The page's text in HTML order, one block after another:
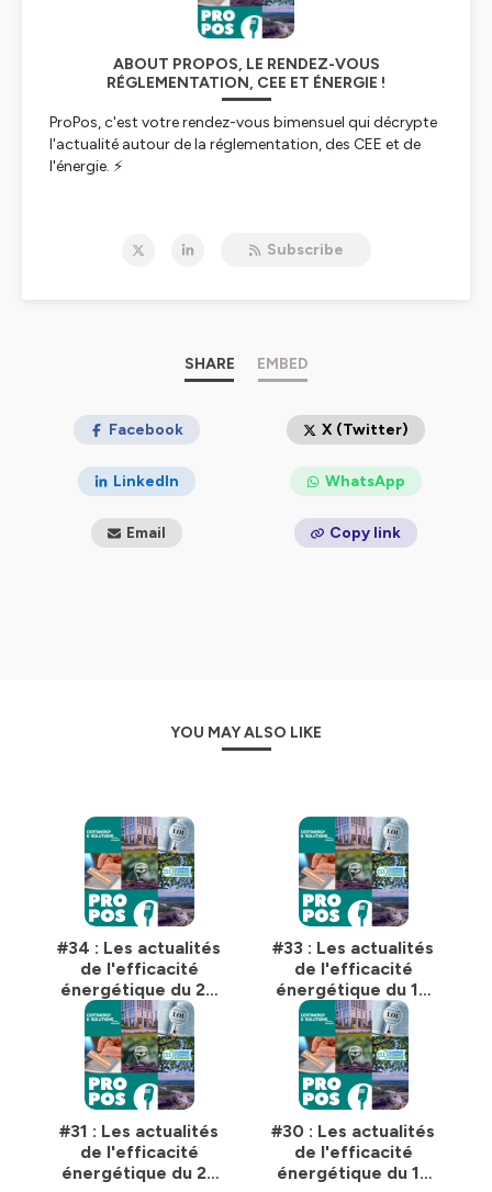
ABOUT PROPOS, LE RENDEZ-VOUS
RÉGLEMENTATION, CEE ET ÉNERGIE !
ProPos, c'est votre rendez-vous bimensuel qui décrypte
l'actualité autour de la réglementation, des CEE et de
l'énergie. ⚡️
l'efficacité énergétique qui impacte les industriels, les
anticiper les évolutions réglementaires, saisir les
opportunités du dispositif des Certificats d'Economies
orientations liées aux politiques d'économies d'énergie.
Le format : des épisodes complets organisés par partie
pour vous permettre d'écouter directement ce qui vous
Propos a eu une première saison qui donnait la parole
Et pour soutenir le podcast, n'hésitez pas à :
- Vous abonner à notre
- Le noter (si vous l'écoutez sur Spotify ou Apple
Podcasts) ⭐
Nous contacter : servicemarketing@certinergy-
engie.com
Hébergé par Ausha. Visitez
ausha.co/politique-de-
confidentialitepour plus d'informations.
Subscribe
SHARE EMBED
Facebook X (Twitter)
LinkedIn WhatsApp
Email Copy link
YOU MAY ALSO LIKE
#34 : Les actualités
de l'efficacité
énergétique du 24
janvier 2025 !
#33 : Les actualités
de l'efficacité
énergétique du 10
janvier 2025 !
#31 : Les actualités
de l'efficacité
énergétique du 29
#30 : Les actualités
de l'efficacité
énergétique du 15